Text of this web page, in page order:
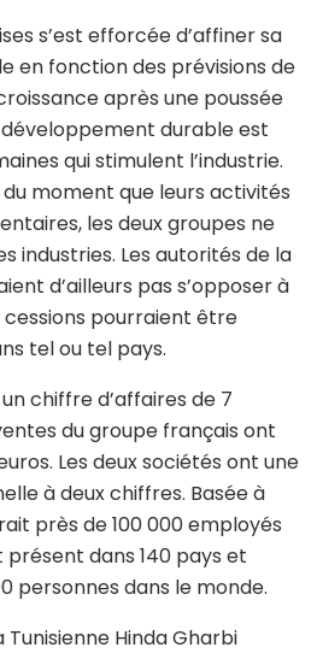
s’est efforcée d’affiner sa
en fonction des prévisions de
après une poussée
développement durable est
qui stimulent l’industrie.
du moment que leurs activités
les deux groupes ne
industries. Les autorités de la
d’ailleurs pas s’opposer à
cessions pourraient être
tel ou tel pays.
un chiffre d’affaires de 7
du groupe français ont
Les deux sociétés ont une
à deux chiffres. Basée à
près de 100 000 employés
présent dans 140 pays et
personnes dans le monde.
Hinda Gharbi